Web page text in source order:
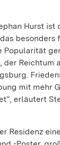
Hurst ist
Popularität
Reichtum
mit mehr
erläutert
Residenz